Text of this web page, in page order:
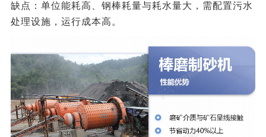
缺点：单位能耗高、钢棒耗量与耗水量大，需配置污水
处理设施，运行成本高。